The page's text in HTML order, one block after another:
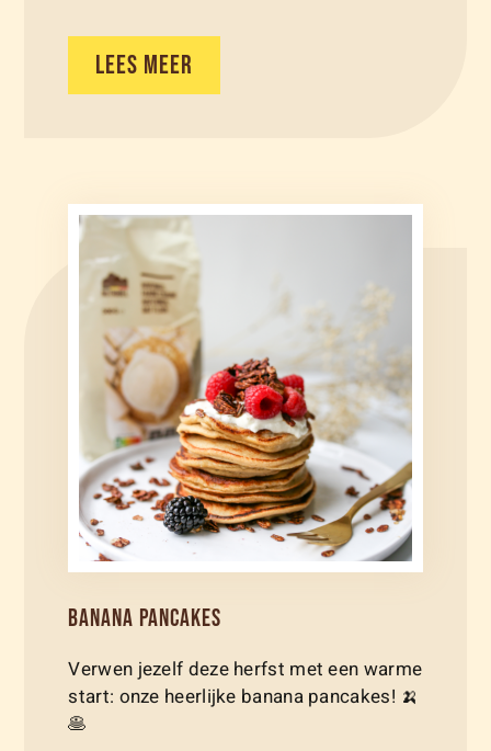
LEES MEER
BANANA PANCAKES
Verwen jezelf deze herfst met een warme
start: onze heerlijke banana pancakes! 🍌
🥞